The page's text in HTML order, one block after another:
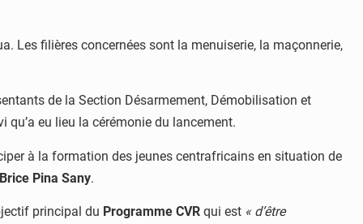
Les filières concernées sont la menuiserie, la maçonnerie,
de la Section Désarmement, Démobilisation et
eu lieu la cérémonie du lancement.
à la formation des jeunes centrafricains en situation de
Pina Sany.
principal du Programme CVR qui est « d’être